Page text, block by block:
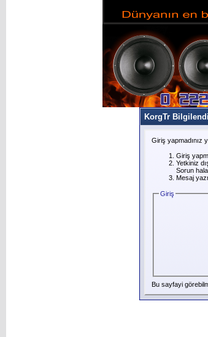
KorgTr
Giriş yapmadınız
Giriş
Yetkiniz
Sorun
Mesaj
Giriş
Bu sayfayi